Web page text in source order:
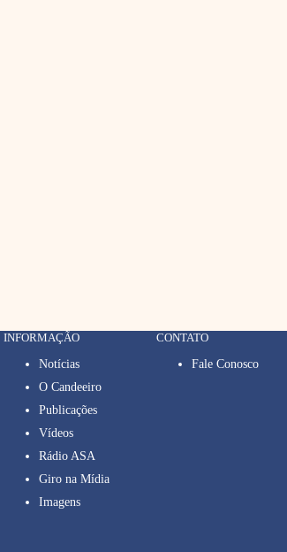
INFORMAÇÃO
Notícias
O Candeeiro
Publicações
Vídeos
Rádio ASA
Giro na Mídia
Imagens
CONTATO
Fale Conosco